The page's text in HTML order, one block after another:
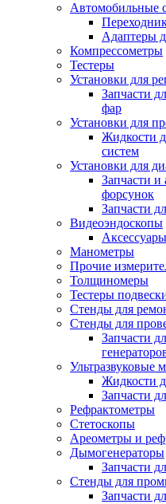
Автомобильные
Адаптеры
Компрессометры
Тестеры
Установки для
Запчасти
фар
Установки для
Жидкости
систем
Установки для
Запчасти и
форсунок
Запчасти
Видеоэндоскопы
Манометры
Прочие
Толщиномеры
Тестеры
Стенды для
Стенды для
Запчасти
Ультразвуковые
Жидкости
Запчасти
Рефрактометры
Стетоскопы
Ареометры и
Дымогенераторы
Запчасти
Стенды для
Запчасти